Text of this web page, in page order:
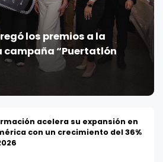
los premios a la
campaña “Puertatlón
acelera su expansión en
con un crecimiento del 36%